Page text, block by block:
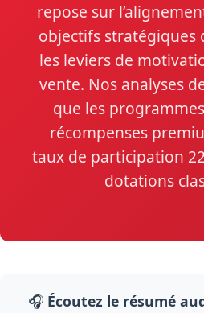
repose sur
objectifs stratégiques
les leviers de
vente. Nos analyses
que les
récompenses
taux de participation
dotations
🎧 Écoutez le résumé